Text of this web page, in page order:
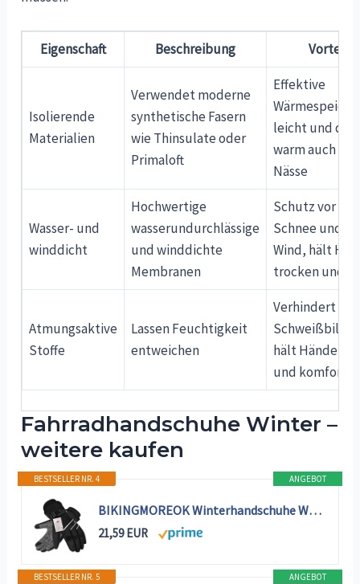
Eigenschaft Beschreibung Vorteile
Isolierende
Materialien
Verwendet moderne
synthetische Fasern
wie Thinsulate oder
Primaloft
Effektive
leicht und
warm auch bei
Nässe
Wasser- und
winddicht
Hochwertige
wasserundurchlässige
und winddichte
Membranen
Schutz vor
Schnee und
Wind, hält
trocken und
Atmungsaktive
Stoffe
Lassen Feuchtigkeit
entweichen
Verhindert
hält Hände
und
Fahrradhandschuhe Winter –
weitere kaufen
ANGEBOT
BESTSELLER NR. 4
BIKINGMOREOK Winterhandschuhe Wasserdicht -30°F 3M Thinsulate Skihandschuhe Warme Touchscreen Handschuhe,Winddicht Fahrradhandschuhe Herren Damen-Schwarz-L
21,59 EUR
ANGEBOT
BESTSELLER NR. 5